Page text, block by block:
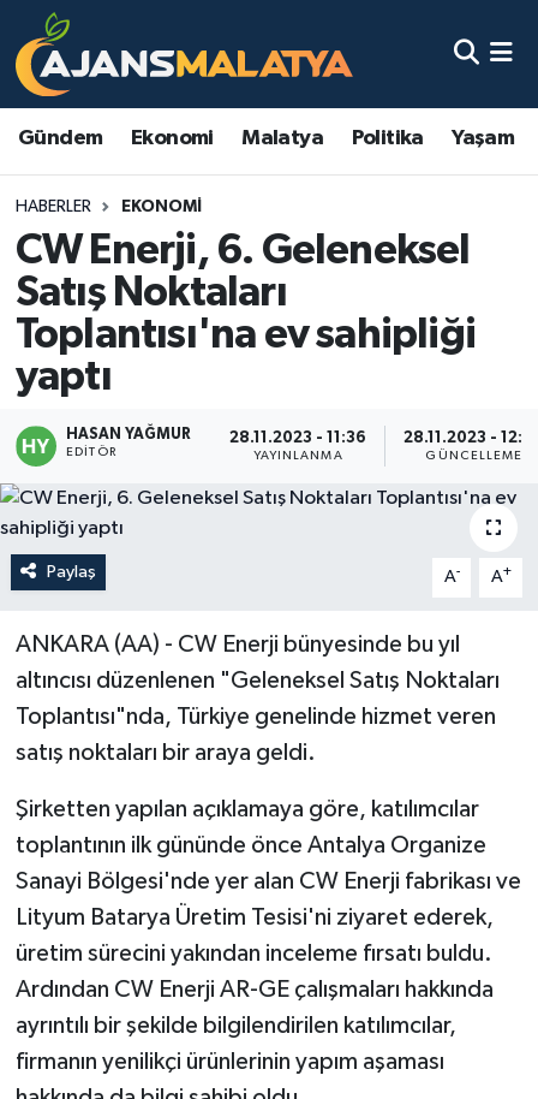
Gündem Ekonomi Malatya Politika Yaşam
HABERLER EKONOMI
CW Enerji, 6. Geleneksel
Satış Noktaları
Toplantısı'na ev sahipliği
yaptı
HASAN YAĞMUR
EDITÖR
28.11.2023 - 11:36
YAYINLANMA
28.11.2023 -
GÜNCELLEME
Paylaş A- A+
ANKARA (AA) - CW Enerji bünyesinde bu yıl
altıncısı düzenlenen "Geleneksel Satış Noktaları
Toplantısı"nda, Türkiye genelinde hizmet veren
satış noktaları bir araya geldi.
Şirketten yapılan açıklamaya göre, katılımcılar
toplantının ilk gününde önce Antalya Organize
Sanayi Bölgesi'nde yer alan CW Enerji fabrikası ve
Lityum Batarya Üretim Tesisi'ni ziyaret ederek,
üretim sürecini yakından inceleme fırsatı buldu.
Ardından CW Enerji AR-GE çalışmaları hakkında
ayrıntılı bir şekilde bilgilendirilen katılımcılar,
firmanın yenilikçi ürünlerinin yapım aşaması
Asayiş
Eğitim
Ekonomi
Gündem
Kadın
Kültür & Sanat
Magazin
Politika
Sağlık
Spor
Teknoloji
Yaşam
Malatya Nöbetçi Eczaneler
Malatya Namaz Vakitleri
Malatya Trafik Yoğunluk Haritası
TFF 3.Lig 2.Grup Puan Durumu ve Fikstür
Tüm Manşetler
Son Dakika Haberleri
Haber Arşivi